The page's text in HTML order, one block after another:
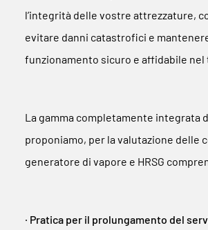
l’integrità delle vostre attrezzature,
evitare danni catastrofici e
funzionamento sicuro e affidabile nel
La gamma completamente integrata
proponiamo, per la valutazione delle
generatore di vapore e HRSG
∙ Pratica per il prolungamento del